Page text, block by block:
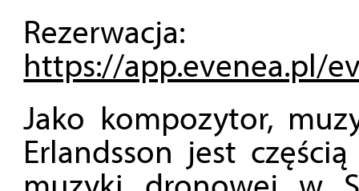
Rezerwacja:
https://app.evenea.pl/
Jako kompozytor,
Erlandsson jest